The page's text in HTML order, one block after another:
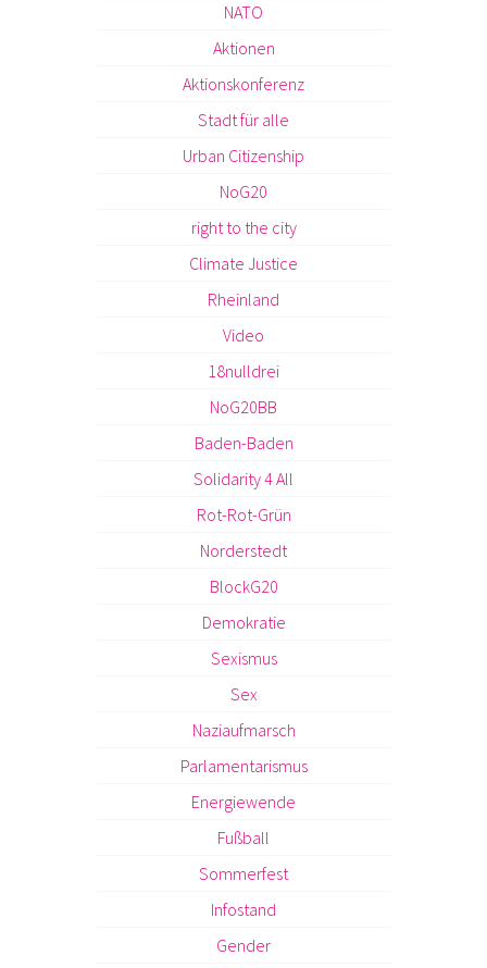
NATO
Aktionen
Aktionskonferenz
Stadt für alle
Urban Citizenship
NoG20
right to the city
Climate Justice
Rheinland
Video
18nulldrei
NoG20BB
Baden-Baden
Solidarity 4 All
Rot-Rot-Grün
Norderstedt
BlockG20
Demokratie
Sexismus
Sex
Naziaufmarsch
Parlamentarismus
Energiewende
Fußball
Sommerfest
Infostand
Gender